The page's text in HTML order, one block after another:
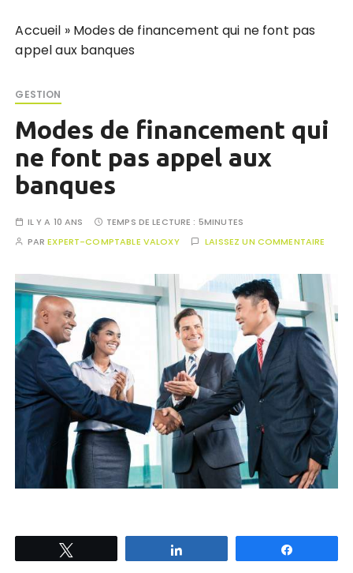
Accueil » Modes de financement qui ne font pas
appel aux banques
GESTION
Modes de financement qui
ne font pas appel aux
banques
IL Y A 10 ANS TEMPS DE LECTURE : 5MINUTES
PAREXPERT-COMPTABLE VALOXY LAISSEZ UN COMMENTAIRE